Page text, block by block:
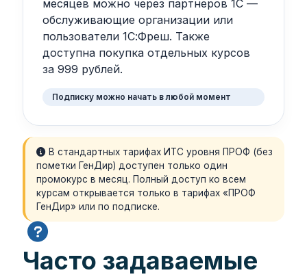
месяцев можно через партнеров 1С —
обслуживающие организации или
пользователи 1С:Фреш. Также
доступна покупка отдельных курсов
за 999 рублей.
Подписку можно начать в любой момент
В стандартных тарифах ИТС уровня ПРОФ (без
пометки ГенДир) доступен только один
промокурс в месяц. Полный доступ ко всем
курсам открывается только в тарифах «ПРОФ
ГенДир» или по подписке.
Часто задаваемые